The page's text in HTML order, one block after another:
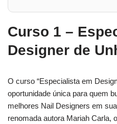
Curso 1 –
Designer de
O curso “Especialista em
oportunidade única para quem
melhores Nail Designers em
renomada autora Mariah Carla,